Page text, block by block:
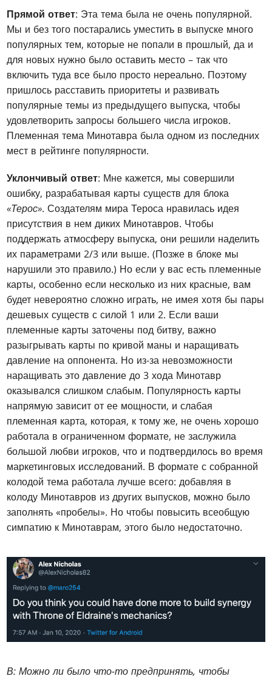
Прямой ответ: Эта тема была не очень популярной.
Мы и без того постарались уместить в выпуске много
популярных тем, которые не попали в прошлый, да и
для новых нужно было оставить место – так что
включить туда все было просто нереально. Поэтому
пришлось расставить приоритеты и развивать
популярные темы из предыдущего выпуска, чтобы
удовлетворить запросы большего числа игроков.
Племенная тема Минотавра была одном из последних
мест в рейтинге популярности.
Уклончивый ответ: Мне кажется, мы совершили
ошибку, разрабатывая карты существ для блока
«Терос». Создателям мира Тероса нравилась идея
присутствия в нем диких Минотавров. Чтобы
поддержать атмосферу выпуска, они решили наделить
их параметрами 2/3 или выше. (Позже в блоке мы
нарушили это правило.) Но если у вас есть племенные
карты, особенно если несколько из них красные, вам
будет невероятно сложно играть, не имея хотя бы пары
дешевых существ с силой 1 или 2. Если ваши
племенные карты заточены под битву, важно
разыгрывать карты по кривой маны и наращивать
давление на оппонента. Но из-за невозможности
наращивать это давление до 3 хода Минотавр
оказывался слишком слабым. Популярность карты
напрямую зависит от ее мощности, и слабая
племенная карта, которая, к тому же, не очень хорошо
работала в ограниченном формате, не заслужила
большой любви игроков, что и подтвердилось во время
маркетинговых исследований. В формате с собранной
колодой тема работала лучше всего: добавляя в
колоду Минотавров из других выпусков, можно было
заполнять «пробелы». Но чтобы повысить всеобщую
симпатию к Минотаврам, этого было недостаточно.
В: Можно ли было что-то предпринять, чтобы